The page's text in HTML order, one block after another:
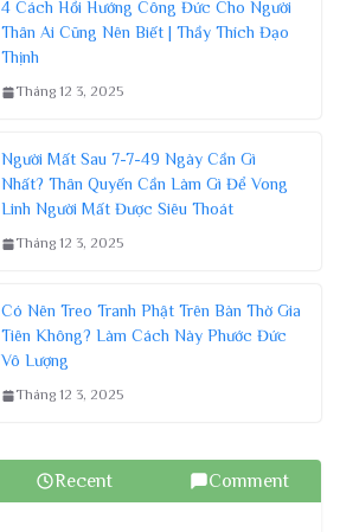
4 Cách Hồi Hướng Công Đức Cho Người
Thân Ai Cũng Nên Biết | Thầy Thích Đạo
Thịnh
Tháng 12 3, 2025
Người Mất Sau 7-7-49 Ngày Cần Gì
Nhất? Thân Quyến Cần Làm Gì Để Vong
Linh Người Mất Được Siêu Thoát
Tháng 12 3, 2025
Có Nên Treo Tranh Phật Trên Bàn Thờ Gia
Tiên Không? Làm Cách Này Phước Đức
Vô Lượng
Tháng 12 3, 2025
Recent Comment